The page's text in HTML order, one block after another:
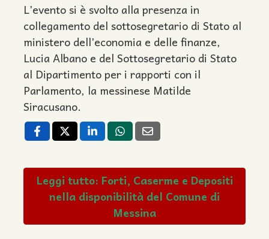
L’evento si è svolto alla presenza in
collegamento del sottosegretario di Stato al
ministero dell’economia e delle finanze,
Lucia Albano e del Sottosegretario di Stato
al Dipartimento per i rapporti con il
Parlamento, la messinese Matilde
Siracusano.
Leggi tutto: Forti, Caserme e Depositi
nella disponibilità del Comune di
Messina